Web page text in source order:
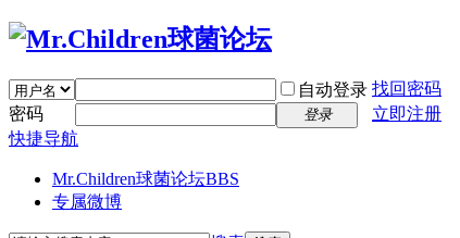
自动登录 找回密码
密码
登录
立即注册
快捷导航
Mr.Children球菌论坛BBS
专属微博